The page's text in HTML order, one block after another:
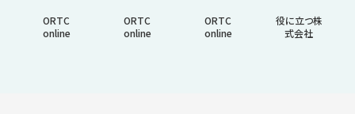
ORTC
online
ORTC
online
ORTC
online
役に立つ株
式会社